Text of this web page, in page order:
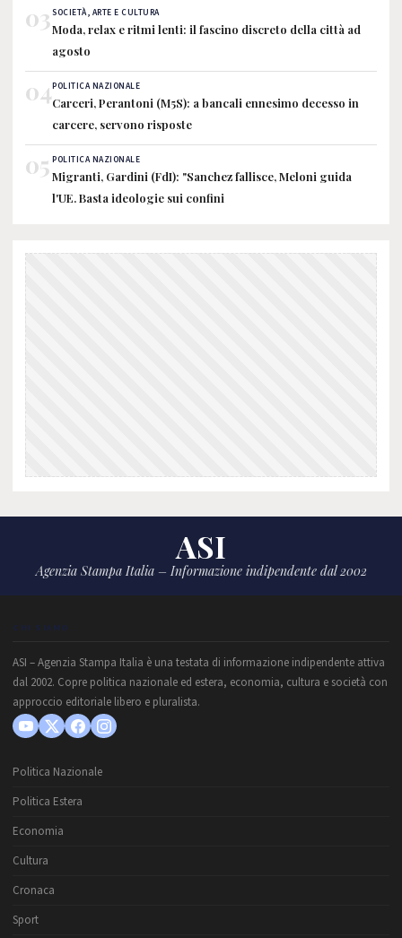
03SOCIETÀ, ARTE E CULTURA
Moda, relax e ritmi lenti: il fascino discreto della città ad
agosto
04POLITICA NAZIONALE
Carceri, Perantoni (M5S): a bancali ennesimo decesso in
carcere, servono risposte
05 POLITICA NAZIONALE
Migranti, Gardini (FdI): "Sanchez fallisce, Meloni guida
l'UE. Basta ideologie sui confini
ASI
Agenzia Stampa Italia – Informazione indipendente dal 2002
CHI SIAMO
ASI – Agenzia Stampa Italia è una testata di informazione indipendente attiva
dal 2002. Copre politica nazionale ed estera, economia, cultura e società con
approccio editoriale libero e pluralista.
Politica Nazionale
Politica Estera
Economia
Cultura
Cronaca
Sport